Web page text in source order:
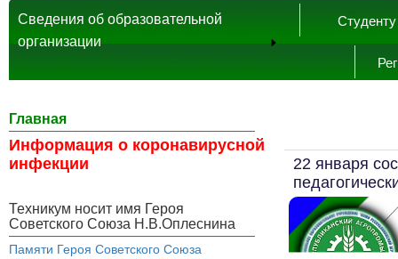
Студенту
Сведения об образовательной
организации
Главная
Информация о коронавирусной
инфекции
Техникум носит имя Героя
Советского Союза Н.В.Оплеснина
Памяти Героя Советского Союза
22 января